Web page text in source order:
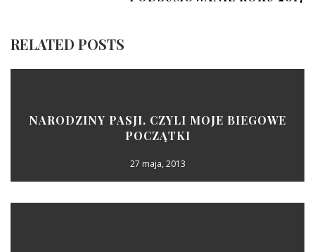
RELATED POSTS
NARODZINY PASJI. CZYLI MOJE BIEGOWE
POCZĄTKI
27 maja, 2013